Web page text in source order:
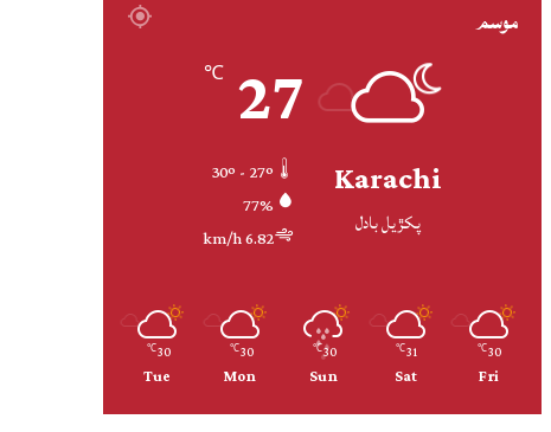
موسم
Karachi
پکڙيل بادل
27
℃
77%
6.82 km/h
30
℃
Fri
31
℃
Sat
30
℃
Sun
30
℃
Mon
30
℃
Tue